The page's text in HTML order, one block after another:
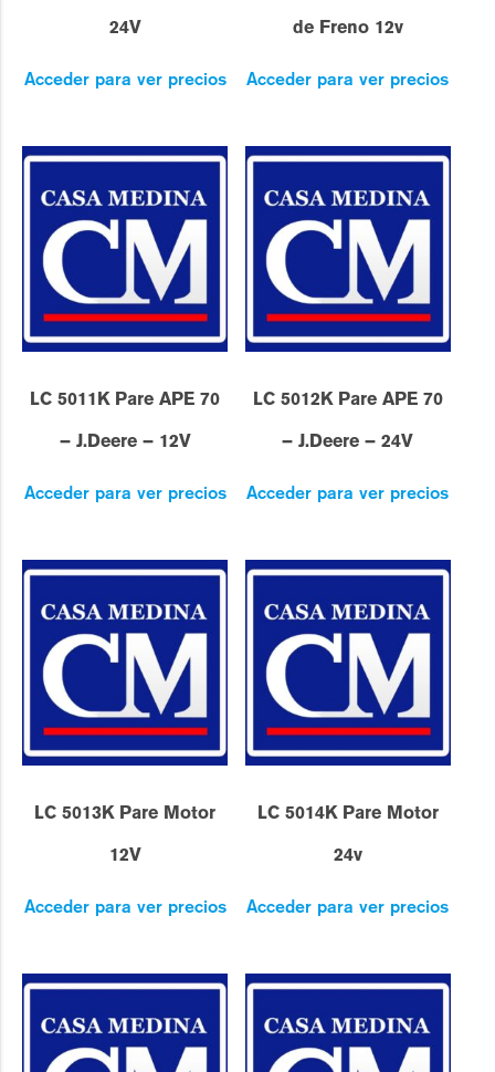
24V
Acceder para ver precios
de Freno 12v
Acceder para ver precios
LC 5011K Pare APE 70
– J.Deere – 12V
Acceder para ver precios
LC 5012K Pare APE 70
– J.Deere – 24V
Acceder para ver precios
LC 5013K Pare Motor
12V
Acceder para ver precios
LC 5014K Pare Motor
24v
Acceder para ver precios